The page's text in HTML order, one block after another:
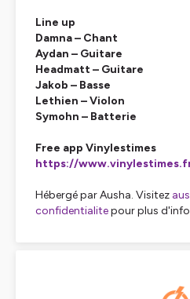
Line up
Damna – Chant
Aydan – Guitare
Headmatt – Guitare
Jakob – Basse
Lethien – Violon
Symohn – Batterie
Free app Vinylestimes
https://
Hébergé par Ausha. Visitez
confidentialitepour plus